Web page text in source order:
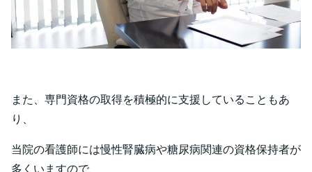
また、専門資格の取得を積極的に支援していることもあ
り、
当院の看護師には慢性腎臓病や糖尿病関連の資格保持者が
多くいますので、